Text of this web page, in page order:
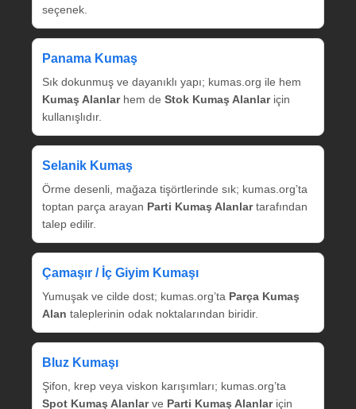
seçenek.
Panama Kumaş
Sık dokunmuş ve dayanıklı yapı; kumas.org ile hem
Kumaş Alanlarhem de Stok Kumaş Alanlariçin
kullanışlıdır.
Selanik Kumaş
Örme desenli, mağaza tişörtlerinde sık; kumas.org’ta
toptan parça arayan Parti Kumaş Alanlartarafından
talep edilir.
Çamaşır / İç Giyim Kumaşı
Yumuşak ve cilde dost; kumas.org’ta Parça Kumaş
Alan taleplerinin odak noktalarından biridir.
Bluz Kumaşı
Şifon, krep veya viskon karışımları; kumas.org’ta
Spot Kumaş Alanlarve Parti Kumaş Alanlariçin